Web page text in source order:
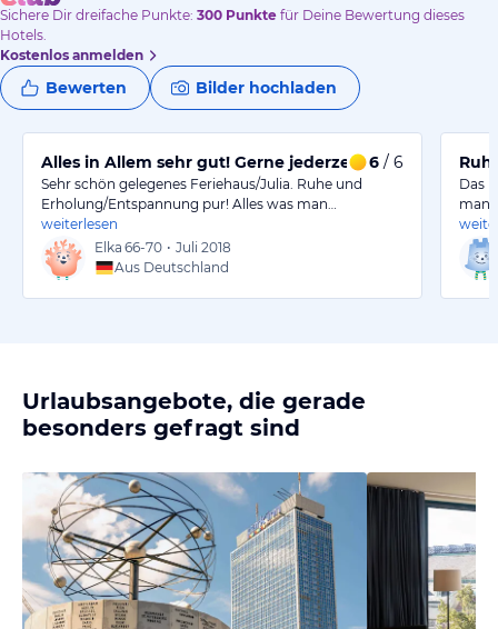
Sichere Dir dreifache Punkte: 300 Punkte für Deine Bewertung dieses
Hotels.
Kostenlos anmelden
Bewerten Bilder hochladen
Alles in Allem sehr gut! Gerne jederzeit wieder!
6 / 6
Sehr schön gelegenes Feriehaus/Julia. Ruhe und
Erholung/Entspannung pur! Alles was man…
weiterlesen
Elka 66-70 • Juli 2018
Aus Deutschland
Das
man
Urlaubsangebote, die gerade
besonders gefragt sind